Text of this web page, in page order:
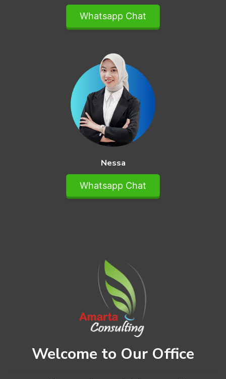
Whatsapp Chat
Nessa
Whatsapp Chat
Welcome to Our Office